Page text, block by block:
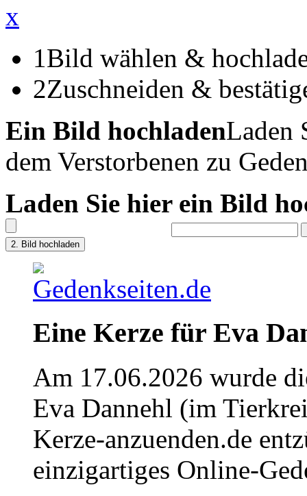
x
1Bild wählen &
2Zuschneiden &
Ein Bild hochladenLaden
dem Verstorbenen zu
Laden Sie hier ein Bild
Eine Kerze für Eva
Am 17.06.2026 wurde
Eva Dannehl (im
Kerze-anzuenden.de
einzigartiges Online-